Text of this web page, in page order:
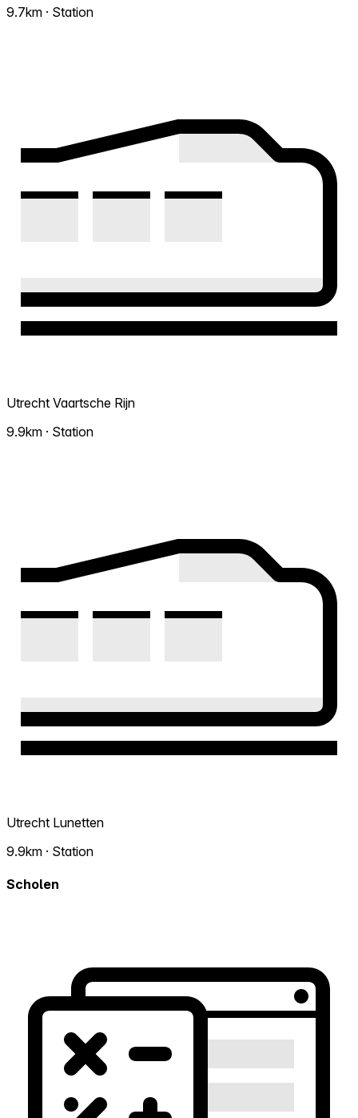
9.7km · Station
Utrecht Vaartsche Rijn
9.9km · Station
Utrecht Lunetten
9.9km · Station
Scholen